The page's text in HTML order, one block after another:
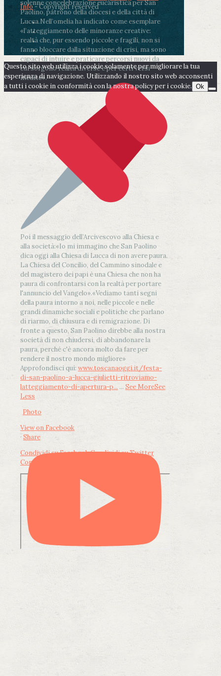
solenne concelebrazione eucaristica per San
Paolino, patrono della diocesi e della città di
Lucca.Nell’omelia ha indicato come esemplare
«l’atteggiamento delle minoranze creative:
realtà che, pur essendo piccole e fragili, non si
fanno bloccare dalla situazione di crisi, ma sono
capaci di intuire e praticare percorsi nuovi da
cui sorgono realtà diverse e per certi versi
inedite».
Poi il messaggio dell’Arcivescovo alla Chiesa e
alla società:«Io mi immagino che San Paolino
dica oggi alla Chiesa di Lucca di non avere paura.
La Chiesa del Concilio, del Cammino sinodale e
del magistero dei papi è una Chiesa che non ha
paura di confrontarsi con la realtà per portare
l'annuncio del Vangelo».«Vediamo tanti segni
della paura intorno a noi, nelle piccole e nelle
grandi dinamiche sociali e politiche che parlano
di riarmo, di chiusura e di remigrazione. Di
fronte a questo, San Paolino direbbe alla nostra
società di non chiudersi, di abbandonare la
paura, perché c'è ancora molto da fare per
rendere il nostro mondo migliore»
Approfondisci qui: www.toscanaoggi.it/festa-
di-san-paolino-a-lucca-giulietti-ritroviamo-
latteggiamento-di-apertura-p... ... See MoreSee
Less
Photo
View on Facebook
· Share
Condividi su FacebookCondividi su Twitter
Condividi su LinkedIn
Info- Copyright reserved
Questo sito web utilizza i cookie solamente per migliorare la tua
esperienza di navigazione. Utilizzando il nostro sito web acconsenti
a tutti i cookie in conformità con la nostra policy per i cookie. Ok